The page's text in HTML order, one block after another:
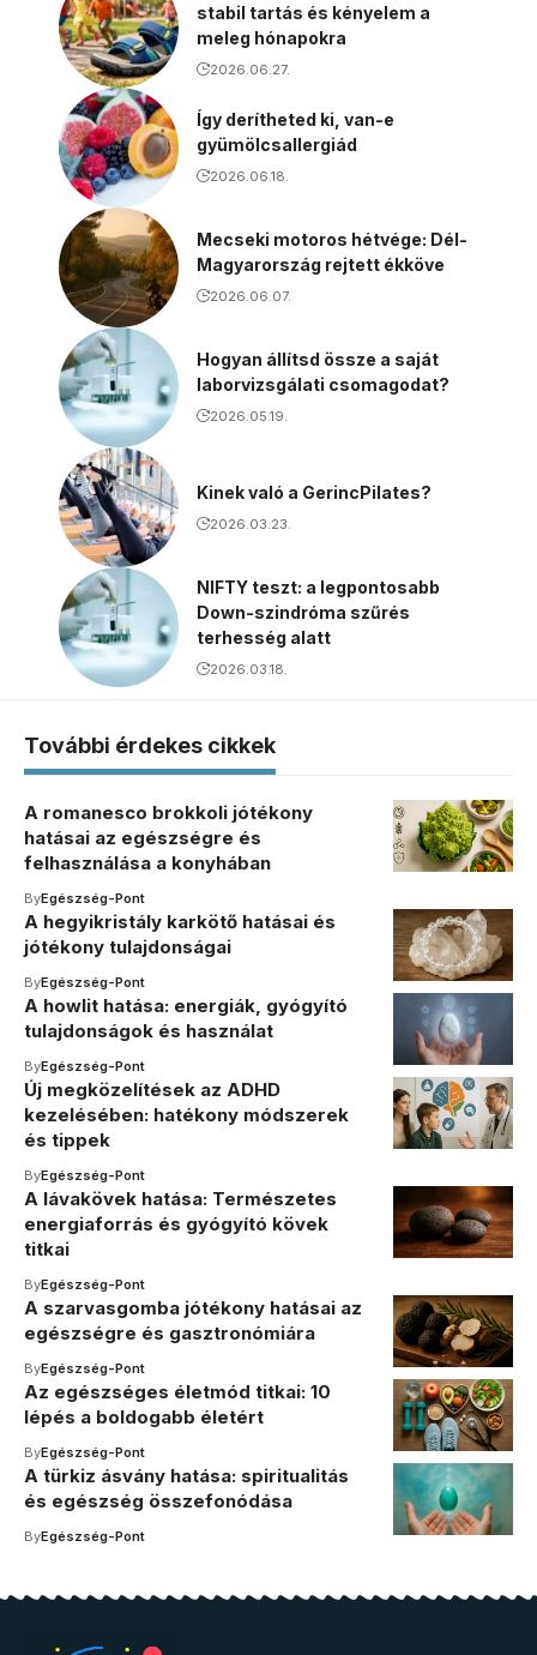
stabil tartás és kényelem a
meleg hónapokra
2026.06.27.
Így derítheted ki, van-e
gyümölcsallergiád
2026.06.18.
Mecseki motoros hétvége: Dél-
Magyarország rejtett ékköve
2026.06.07.
Hogyan állítsd össze a saját
laborvizsgálati csomagodat?
2026.05.19.
Kinek való a GerincPilates?
2026.03.23.
NIFTY teszt: a legpontosabb
Down-szindróma szűrés
terhesség alatt
2026.03.18.
További érdekes cikkek
A romanesco brokkoli jótékony
hatásai az egészségre és
felhasználása a konyhában
ByEgészség-Pont
A hegyikristály karkötő hatásai és
jótékony tulajdonságai
ByEgészség-Pont
A howlit hatása: energiák, gyógyító
tulajdonságok és használat
ByEgészség-Pont
Új megközelítések az ADHD
kezelésében: hatékony módszerek
és tippek
ByEgészség-Pont
A lávakövek hatása: Természetes
energiaforrás és gyógyító kövek
titkai
ByEgészség-Pont
A szarvasgomba jótékony hatásai az
egészségre és gasztronómiára
ByEgészség-Pont
Az egészséges életmód titkai: 10
lépés a boldogabb életért
ByEgészség-Pont
A türkiz ásvány hatása: spiritualitás
és egészség összefonódása
ByEgészség-Pont